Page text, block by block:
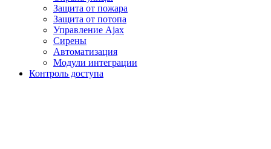
Защита от пожара
Защита от потопа
Управление Ajax
Сирены
Автоматизация
Модули интеграции
Контроль доступа